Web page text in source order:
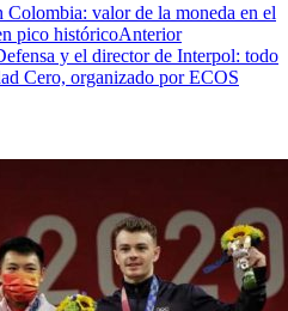
Colombia: valor de la moneda en el
pico históricoAnterior
y el director de Interpol: todo
Cero, organizado por ECOS